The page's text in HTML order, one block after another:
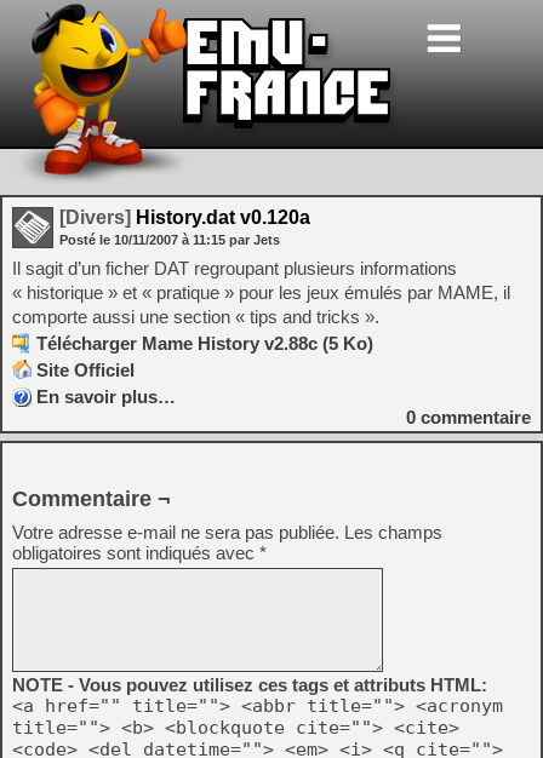
[Divers] History.dat v0.120a
Posté le 10/11/2007 à 11:15 par Jets
Il sagit d’un ficher DAT regroupant plusieurs informations
« historique » et « pratique » pour les jeux émulés par MAME, il
comporte aussi une section « tips and tricks ».
Télécharger Mame History v2.88c (5 Ko)
Site Officiel
En savoir plus…
0 commentaire
Commentaire ¬
Votre adresse e-mail ne sera pas publiée. Les champs
obligatoires sont indiqués avec *
NOTE - Vous pouvez utilisez ces tags et attributs HTML:
<a href="" title=""> <abbr title=""> <acronym
title=""> <b> <blockquote cite=""> <cite>
<code> <del datetime=""> <em> <i> <q cite="">